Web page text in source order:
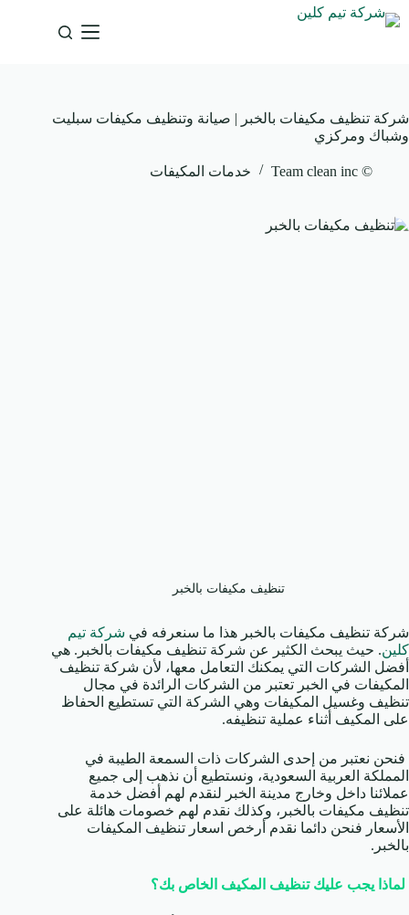
التجاوز
إلى
شركة تنظيف مكيفات بالخبر | صيانة وتنظيف مكيفات سبليت
وشباك ومركزي
© Team clean inc خدمات المكيفات
تنظيف مكيفات بالخبر
شركة تنظيف مكيفات بالخبر هذا ما سنعرفه في شركة تيم
كلين. حيث يبحث الكثير عن شركة تنظيف مكيفات بالخبر. هي
أفضل الشركات التي يمكنك التعامل معها، لأن شركة تنظيف
المكيفات في الخبر تعتبر من الشركات الرائدة في مجال
تنظيف وغسيل المكيفات وهي الشركة التي تستطيع الحفاظ
على المكيف أثناء عملية تنظيفه.
فنحن نعتبر من إحدى الشركات ذات السمعة الطيبة في
المملكة العربية السعودية، ونستطيع أن نذهب إلى جميع
عملائنا داخل وخارج مدينة الخبر لنقدم لهم أفضل خدمة
تنظيف مكيفات بالخبر، وكذلك نقدم لهم خصومات هائلة على
الأسعار فنحن دائما نقدم أرخص اسعار تنظيف المكيفات
بالخبر.
لماذا يجب عليك تنظيف المكيف الخاص بك؟